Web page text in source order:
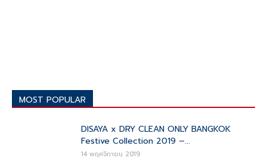
MOST POPULAR
DISAYA x DRY CLEAN ONLY BANGKOK
Festive Collection 2019 –...
14 พฤศจิกายน 2019